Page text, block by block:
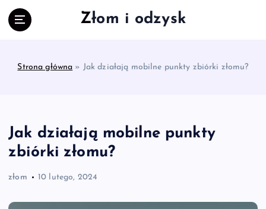
Złom i odzysk
Strona główna » Jak działają mobilne punkty zbiórki złomu?
Jak działają mobilne punkty
zbiórki złomu?
złom 10 lutego, 2024